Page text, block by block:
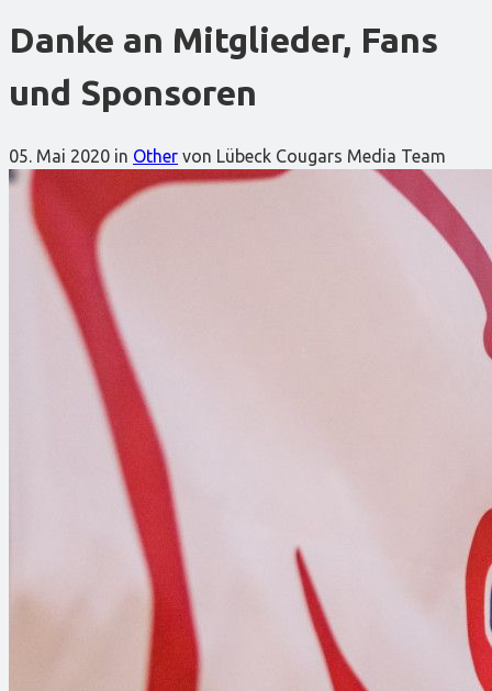
Danke an Mitglieder, Fans
und Sponsoren
05. Mai 2020 in Other von Lübeck Cougars Media Team